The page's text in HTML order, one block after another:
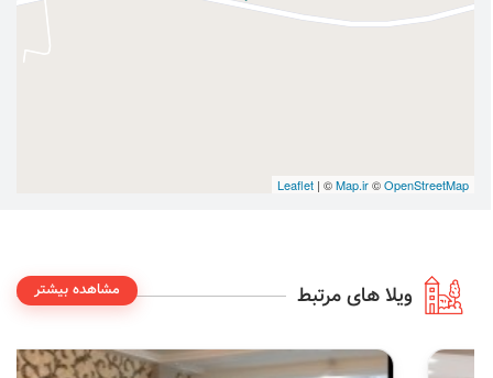
Leaflet | ©Map.ir©OpenStreetMap
ویلا های مرتبط مشاهده بیشتر